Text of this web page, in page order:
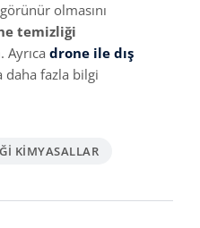
olmasını
temizliği
drone ile dış
daha fazla bilgi
KIMYASALLAR